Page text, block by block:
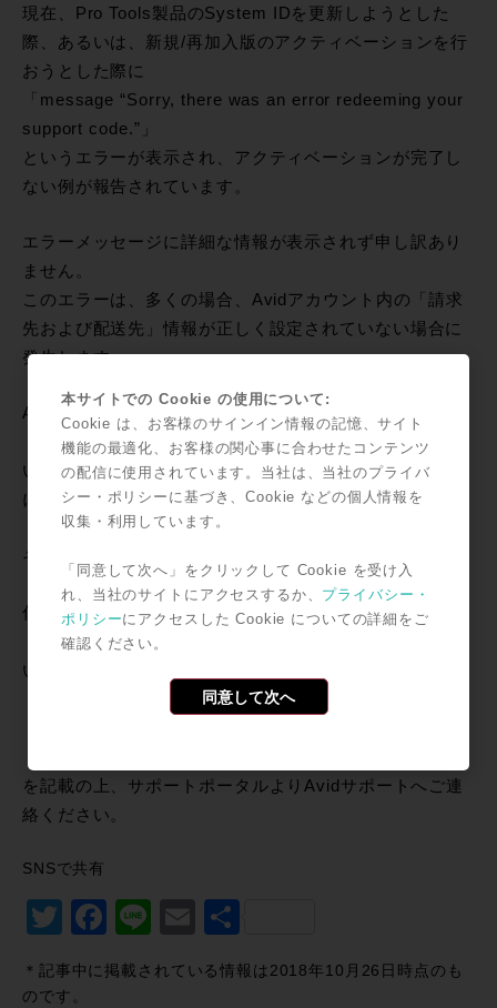
現在、Pro Tools製品のSystem IDを更新しようとした
際、あるいは、新規/再加入版のアクティベーションを行
おうとした際に
「message “Sorry, there was an error redeeming your
support code.”」
というエラーが表示され、アクティベーションが完了し
ない例が報告されています。
エラーメッセージに詳細な情報が表示されず申し訳あり
ません。
このエラーは、多くの場合、Avidアカウント内の「請求
先および配送先」情報が正しく設定されていない場合に
発生します。
Avidアカウント内の
「My Profile and Billing ＞ Avidストアの配送と支払
い」
にて、正しい住所・お名前などを「すべてアルファベッ
ト」で記入し、情報を更新してください。
その後で、再度アクティベーションをお試しください。
住所変更の際に
「有効なサブスクリプションがあるために変更できな
い」と言ったエラーが出た場合には、
・ お客様のAvidアカウントメールアドレス
を記載の上、サポートポータルよりAvidサポートへご連
絡ください。
SNSで共有
Twitter
Facebook
LineEmail
＊記事中に掲載されている情報は2018年10月26日時点のも
のです。
本サイトでの Cookie の使用について:
Cookie は、お客様のサインイン情報の記憶、サイト
機能の最適化、お客様の関心事に合わせたコンテンツ
の配信に使用されています。当社は、当社のプライバ
シー・ポリシーに基づき、Cookie などの個人情報を
収集・利用しています。
「同意して次へ」をクリックして Cookie を受け入
れ、当社のサイトにアクセスするか、 プライバシー・
ポリシーにアクセスした Cookie についての詳細をご
確認ください。
同意して次へ